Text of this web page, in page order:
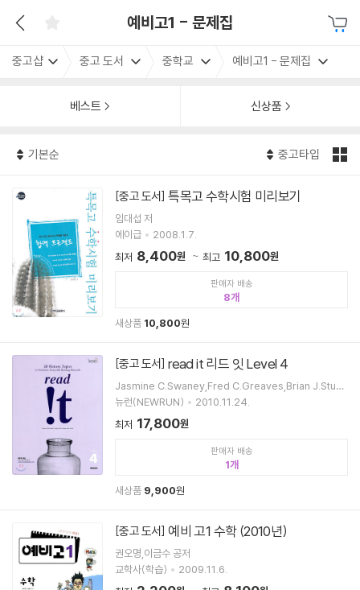
예비고1 - 문제집
중고샵 중고 도서 중학교 예비고1 - 문제집
베스트 신상품
기본순 중고타입
[중고 도서] 특목고 수학시험 미리보기
임대섭 저
에이급
2008.1.7.
최저 8,400원 최고 10,800원
판매자 배송
8
새상품 10,800원
[중고 도서] read it 리드 잇 Level 4
Jasmine C.Swaney,Fred C.Greaves,Brian J.Stuar
t,E2K 공저
뉴런(NEWRUN)
2010.11.24.
최저 17,800원
판매자 배송
1
새상품 9,900원
[중고 도서] 예비 고1 수학 (2010년)
권오명,이금수 공저
교학사(학습)
2009.11.6.